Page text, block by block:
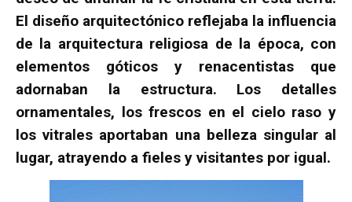
El diseño arquitectónico reflejaba la influencia
de la arquitectura religiosa de la época, con
elementos góticos y renacentistas que
adornaban la estructura. Los detalles
ornamentales, los frescos en el cielo raso y
los vitrales aportaban una belleza singular al
lugar, atrayendo a fieles y visitantes por igual.